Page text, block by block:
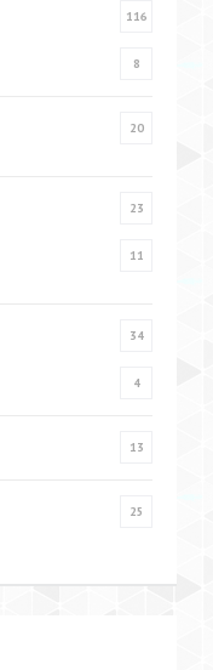
116
8
20
23
11
34
4
13
25